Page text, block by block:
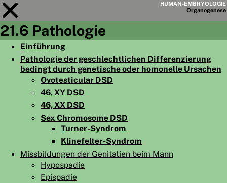
HUMAN-EMBRYOLOGIE
Organogenese
Modul21
KAPITELLISTE
21.6 Pathologie
Einführung
Pathologie der geschlechtlichen Differenzierung
bedingt durch genetische oder homonelle Ursachen
Ovotesticular DSD
46, XY DSD
46, XX DSD
Sex Chromosome DSD
Turner-Syndrom
Klinefelter-Syndrom
Missbildungen der Genitalien beim Mann
Hypospadie
Epispadie